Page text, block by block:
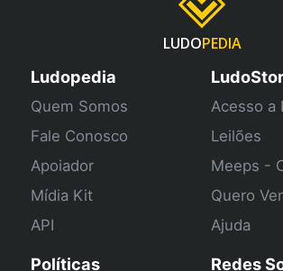
LUDOPEDIA
Ludopedia
Quem Somos
Fale Conosco
Apoiador
Mídia Kit
API
Acesso a
Leilões
Meeps -
Quero
Ajuda
Políticas Redes